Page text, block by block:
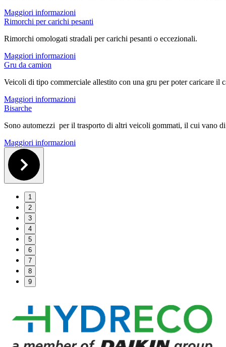
Maggiori informazioni
Rimorchi per carichi pesanti
Rimorchi omologati stradali per carichi pesanti o eccezionali.
Maggiori informazioni
Gru da camion
Veicoli di tipo commerciale allestito con una gru per poter caricare il
Maggiori informazioni
Bisarche
Sono automezzi per il trasporto di altri veicoli gommati, il cui vano
Maggiori informazioni
1
2
3
4
5
6
7
8
9